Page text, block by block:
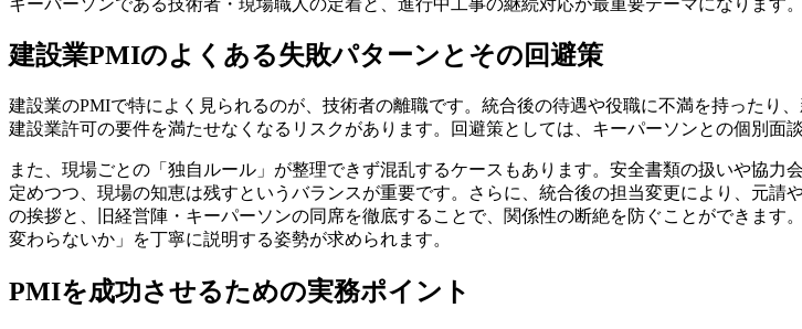
建設業PMIのよくある失敗パターンとその回避策
建設業のPMIで特によく見られるのが、技術者の離職です。統合後の待遇や役職に不満を持ったり
建設業許可の要件を満たせなくなるリスクがあります。回避策としては、キーパーソンとの個別面
また、現場ごとの「独自ルール」が整理できず混乱するケースもあります。安全書類の扱いや協
定めつつ、現場の知恵は残すというバランスが重要です。さらに、統合後の担当変更により、元請
の挨拶と、旧経営陣・キーパーソンの同席を徹底することで、関係性の断絶を防ぐことができます
変わらないか」を丁寧に説明する姿勢が求められます。
PMIを成功させるための実務ポイント